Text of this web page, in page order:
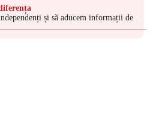
și să aducem informații de